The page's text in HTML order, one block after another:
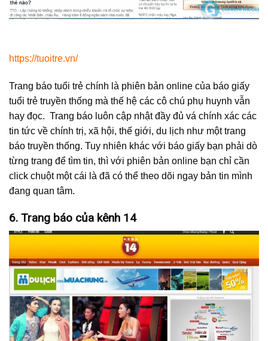
https://tuoitre.vn/
Trang báo tuổi trẻ chính là phiên bản online của báo giấy
tuổi trẻ truyền thống mà thế hệ các cô chú phụ huynh vẫn
hay đọc. Trang báo luôn cập nhật đầy đủ vá chính xác các
tin tức về chính trị, xã hội, thế giới, du lịch như một trang
báo truyền thống. Tuy nhiên khác với báo giấy bạn phải dò
từng trang để tìm tin, thì với phiên bản online bạn chỉ cần
click chuột một cái là đã có thể theo dõi ngay bản tin mình
đang quan tâm.
6. Trang báo của kênh 14